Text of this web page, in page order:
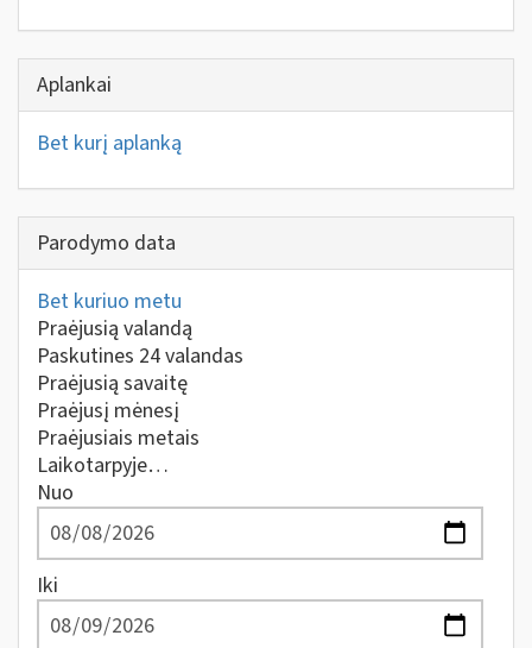
Aplankai
Bet kurį aplanką
Parodymo data
Bet kuriuo metu
Praėjusią valandą
Paskutines 24 valandas
Praėjusią savaitę
Praėjusį mėnesį
Praėjusiais metais
Laikotarpyje…
Nuo
Iki